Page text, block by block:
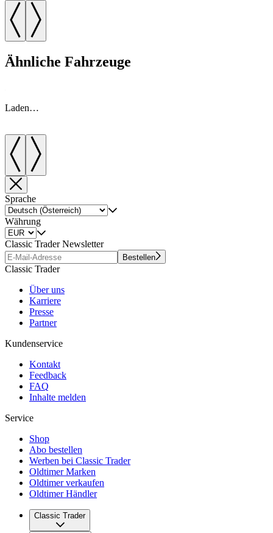
Ähnliche Fahrzeuge
Laden…
Sprache
Währung
Classic Trader Newsletter
Bestellen
Classic Trader
Über uns
Karriere
Presse
Partner
Kundenservice
Kontakt
Feedback
FAQ
Inhalte melden
Service
Shop
Abo bestellen
Werben bei Classic Trader
Oldtimer Marken
Oldtimer verkaufen
Oldtimer Händler
Classic Trader